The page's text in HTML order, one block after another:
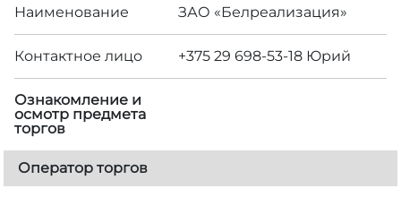
Наименование ЗАО «Белреализация»
Контактное лицо +375 29 698-53-18 Юрий
Ознакомление и
осмотр предмета
торгов
Оператор торгов